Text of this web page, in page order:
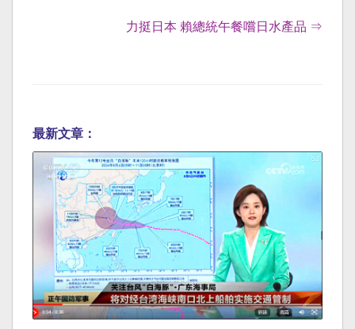
力挺日本 賴總統午餐嚐日水產品 ⇒
最新文章：